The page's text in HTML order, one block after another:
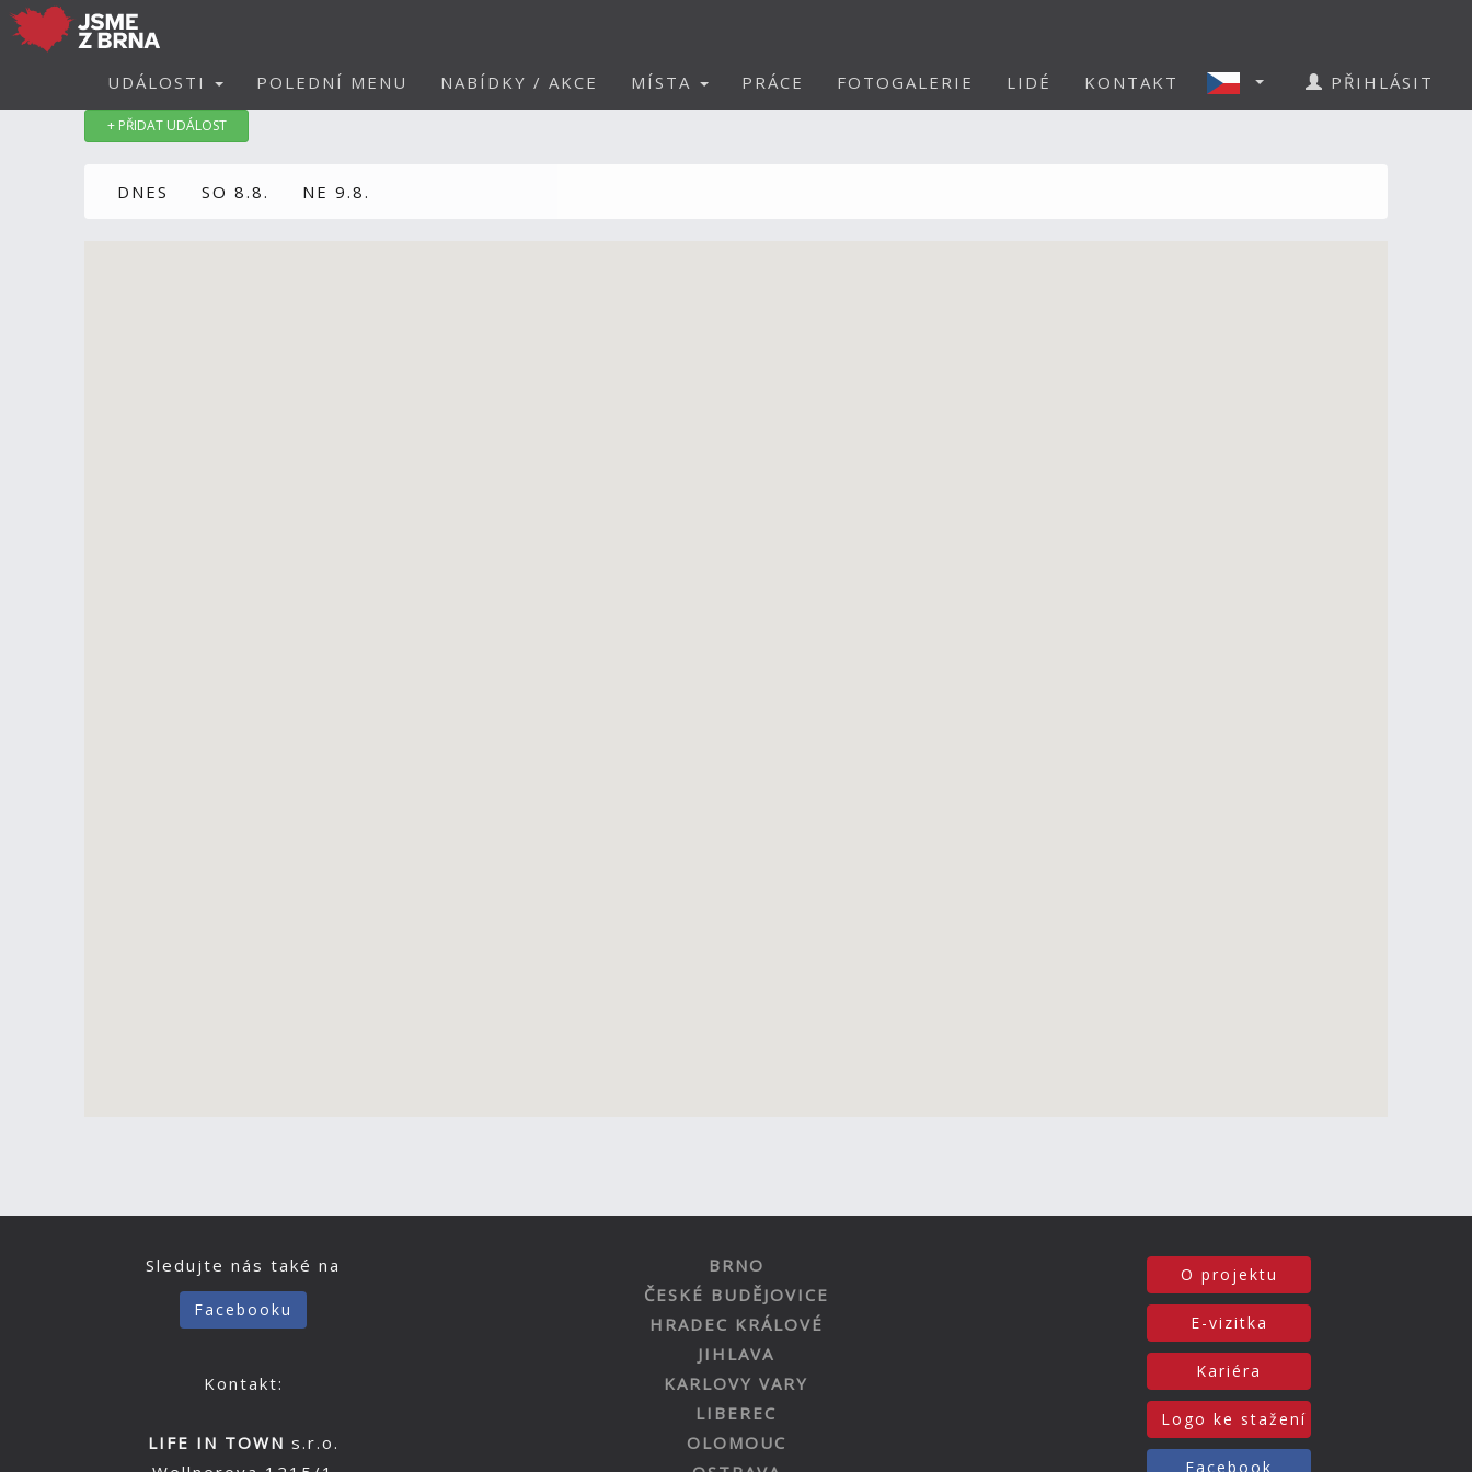
UDÁLOSTI POLEDNÍ MENU NABÍDKY / AKCE MÍSTA PRÁCE FOTOGALERIE LIDÉ KONTAKT PŘIHLÁSIT
+ PŘIDAT UDÁLOST
DNES SO 8.8. NE 9.8.
Sledujte nás také na
Facebooku
Kontakt:
LIFE IN TOWN s.r.o.
BRNO
ČESKÉ BUDĚJOVICE
HRADEC KRÁLOVÉ
JIHLAVA
KARLOVY VARY
LIBEREC
OLOMOUC
O projektu
E-vizitka
Kariéra
Logo ke stažení
Facebook